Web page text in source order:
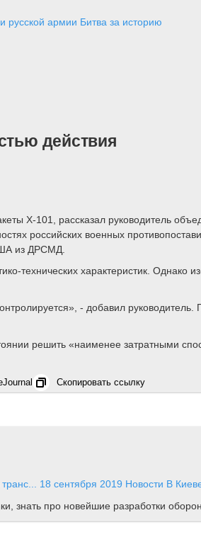
русской армии Битва за историю
действия
Х-101, рассказал руководитель
российских военных
из ДРСМД.
технических характеристик.
- добавил
решить «наименее затратными
Скопировать ссылку
18 сентября 2019 Новости В
знать про новейшие разработки